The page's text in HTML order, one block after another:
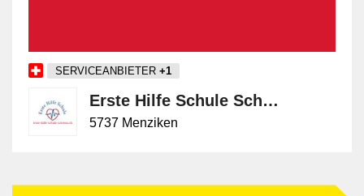
SERVICEANBIETER +1
Erste Hilfe Schule Schweiz
5737 Menziken